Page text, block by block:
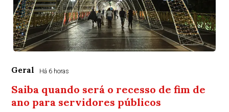
Geral Há 6 horas
Saiba quando será o recesso de fim de
ano para servidores públicos